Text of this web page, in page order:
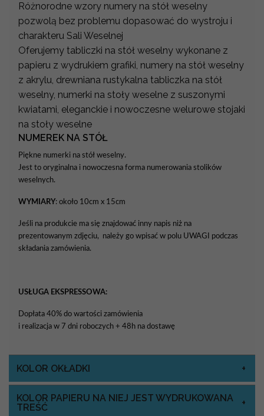
Różnorodne wzory numery na stół weselny
pozwolą bez problemu dopasować do wystroju i
charakteru Sali Weselnej
Oferujemy tabliczki na stół weselny wykonane z
papieru z wydrukiem grafiki, numery na stół weselny
z akrylu, drewniana rustykalna tabliczka na stół
weselny, numerki na stoły weselne z suszonymi
kwiatami, eleganckie i nowoczesne welurowe stojaki
na stoły weselne
NUMEREK NA STÓŁ
Piękne numerki na stół weselny.
Jest to oryginalna i nowoczesna forma numerowania stolików
weselnych.
WYMIARY: około 10cm x 15cm
Jeśli na produkcie ma się znajdować inny napis niż na
prezentowanym zdjęciu, należy go wpisać w polu UWAGI podczas
składania zamówienia.
USŁUGA EKSPRESSOWA:
Dopłata 40% do wartości zamówienia
i realizacja w 7 dni roboczych + 48h na dostawę
KOLOR OKŁADKI
KOLOR PAPIERU NA NIEJ JEST WYDRUKOWANA
TREŚĆ